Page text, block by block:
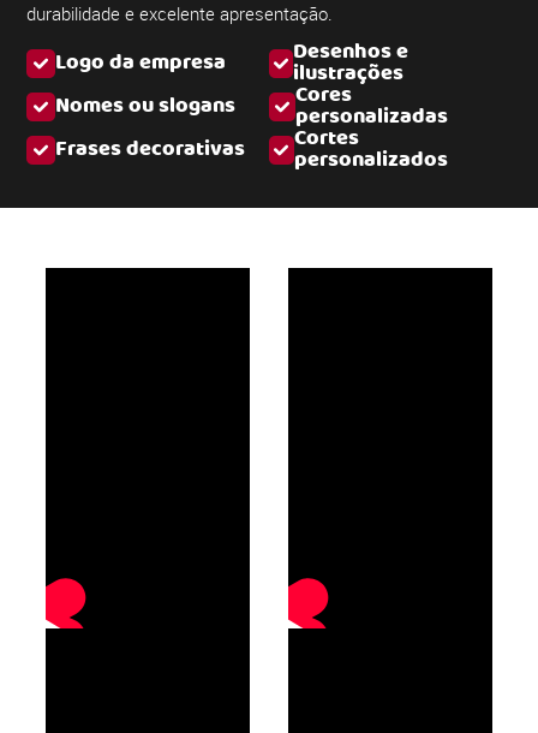
Logo da empresa Desenhos e
ilustrações
Nomes ou slogans
Cores
personalizadas
Frases decorativas
Cortes
personalizados
durabilidade e excelente apresentação.